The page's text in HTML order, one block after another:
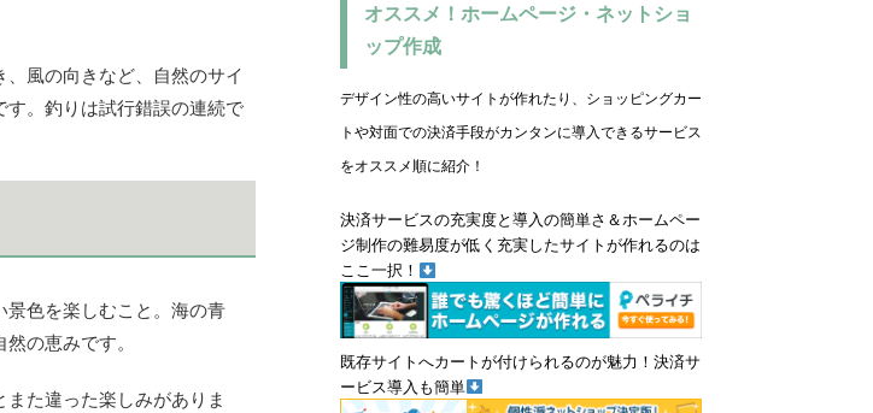
風の向きなど、自然のサイ
。釣りは試行錯誤の連続で
色を楽しむこと。海の青
の恵みです。
た違った楽しみがありま
オススメ！ホームページ・ネットショ
ップ作成
デザイン性の高いサイトが作れたり、ショッピングカー
トや対面での決済手段がカンタンに導入できるサービス
をオススメ順に紹介！
決済サービスの充実度と導入の簡単さ＆ホームペー
ジ制作の難易度が低く充実したサイトが作れるのは
ここ一択！
既存サイトへカートが付けられるのが魅力！決済サ
ービス導入も簡単